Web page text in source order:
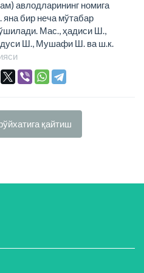
авлодларининг номига
бир неча мўтабар
Мас., ҳадиси Ш.,
Ш., Мушафи Ш. ва ш.к.
қайтиш